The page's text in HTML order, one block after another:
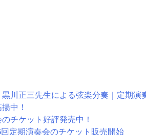
黒川正三先生による弦楽分奏｜定期演
中！
チケット好評発売中！
定期演奏会のチケット販売開始